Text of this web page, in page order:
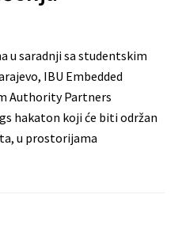
u saradnji sa studentskim
IBU Embedded
Authority Partners
hakaton koji će biti održan
u prostorijama